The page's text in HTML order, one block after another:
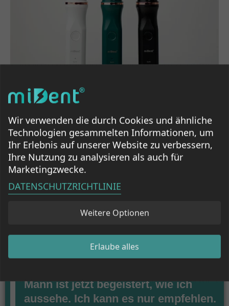
Mehr informationen
Was sind die Vorteile der
Ultraschall-Zahnreinigung?
gekauft und war positiv überrascht.
Vor allem der Preis ist unglaublich.
Mann ist jetzt begeistert, wie ich
aussehe. Ich kann es nur empfehlen.
Wir verwenden die durch Cookies und ähnliche
Technologien gesammelten Informationen, um
Ihr Erlebnis auf unserer Website zu verbessern,
Ihre Nutzung zu analysieren als auch für
Marketingzwecke.
DATENSCHUTZRICHTLINIE
Weitere Optionen
Erlaube alles